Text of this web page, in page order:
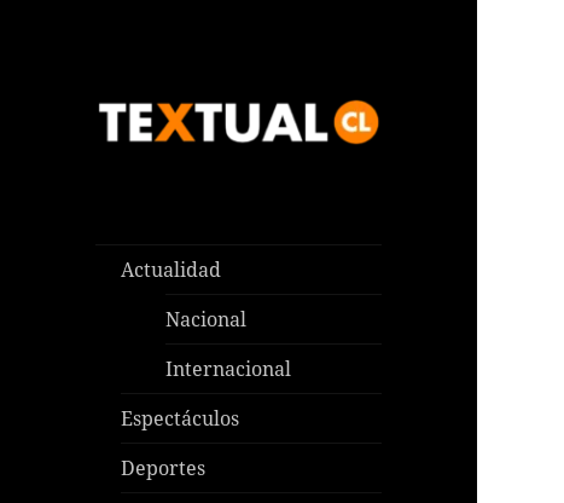
Actualidad
Nacional
Internacional
Espectáculos
Deportes